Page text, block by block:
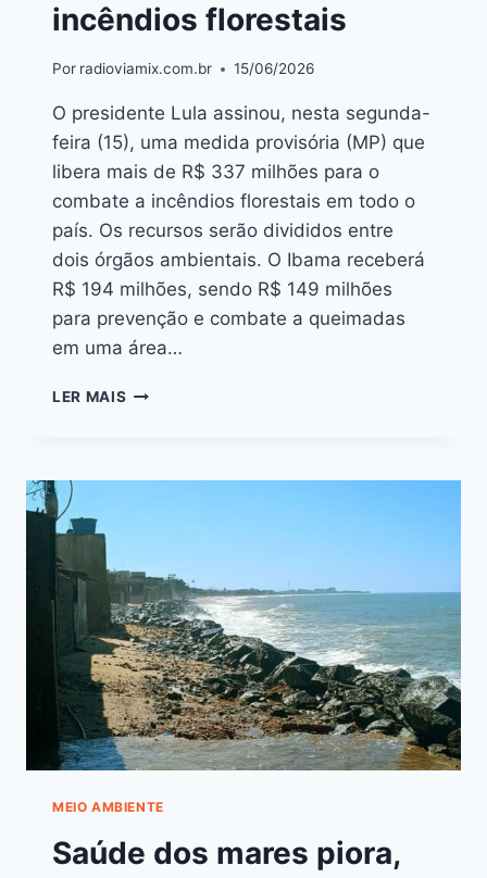
incêndios florestais
Por radioviamix.com.br 15/06/2026
O presidente Lula assinou, nesta segunda-
feira (15), uma medida provisória (MP) que
libera mais de R$ 337 milhões para o
combate a incêndios florestais em todo o
país. Os recursos serão divididos entre
dois órgãos ambientais. O Ibama receberá
R$ 194 milhões, sendo R$ 149 milhões
para prevenção e combate a queimadas
em uma área…
LER MAIS
MEIO AMBIENTE
Saúde dos mares piora,